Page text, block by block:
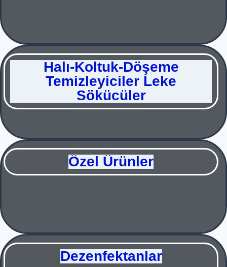
Halı-Koltuk-Döşeme
Temizleyiciler Leke
Sökücüler
Özel Ürünler
Dezenfektanlar